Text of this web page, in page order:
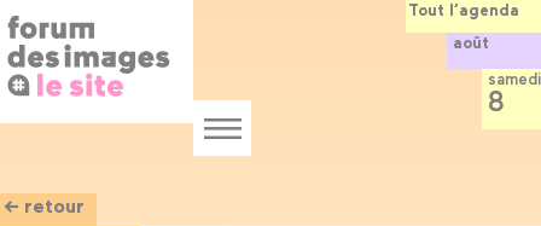
au
contenu
principal
Menu
← retour
Tout l’agenda
août
samedi
8